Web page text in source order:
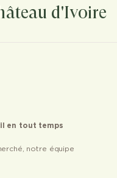
d'Ivoire
en tout temps
notre équipe